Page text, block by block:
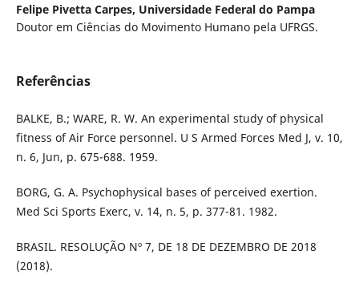
Felipe Pivetta Carpes, Universidade Federal do Pampa
Doutor em Ciências do Movimento Humano pela UFRGS.
Referências
BALKE, B.; WARE, R. W. An experimental study of physical
fitness of Air Force personnel. U S Armed Forces Med J, v. 10,
n. 6, Jun, p. 675-688. 1959.
BORG, G. A. Psychophysical bases of perceived exertion.
Med Sci Sports Exerc, v. 14, n. 5, p. 377-81. 1982.
BRASIL. RESOLUÇÃO Nº 7, DE 18 DE DEZEMBRO DE 2018
(2018).